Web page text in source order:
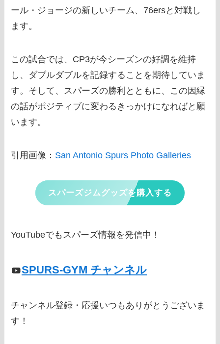
ール・ジョージの新しいチーム、76ersと対戦し
ます。
この試合では、CP3が今シーズンの好調を維持
し、ダブルダブルを記録することを期待していま
す。そして、スパーズの勝利とともに、この因縁
の話がポジティブに変わるきっかけになればと願
います。
引用画像： San Antonio Spurs Photo Galleries
スパーズジムグッズを購入する
YouTubeでもスパーズ情報を発信中！
SPURS-GYM チャンネル
チャンネル登録・応援いつもありがとうございま
す！